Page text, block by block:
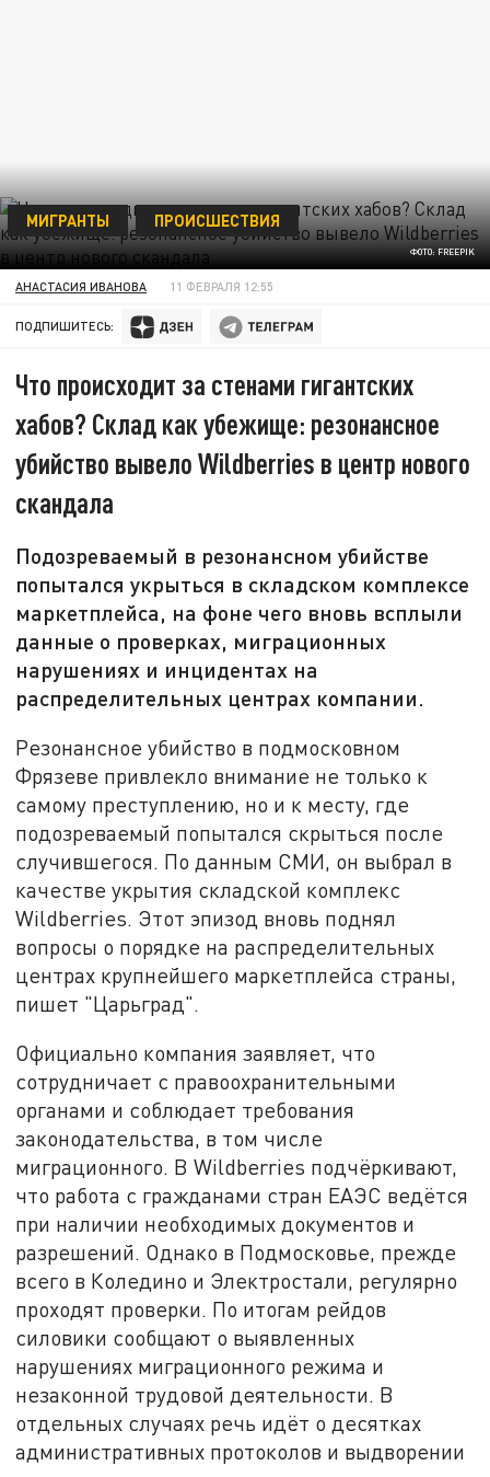
ФОТО: FREEPIK
МИГРАНТЫ ПРОИСШЕСТВИЯ
АНАСТАСИЯ ИВАНОВА 11 ФЕВРАЛЯ 12:55
ПОДПИШИТЕСЬ:
Что происходит за стенами гигантских
хабов? Склад как убежище: резонансное
убийство вывело Wildberries в центр нового
скандала
Подозреваемый в резонансном убийстве
попытался укрыться в складском комплексе
маркетплейса, на фоне чего вновь всплыли
данные о проверках, миграционных
нарушениях и инцидентах на
распределительных центрах компании.
Резонансное убийство в подмосковном
Фрязеве привлекло внимание не только к
самому преступлению, но и к месту, где
подозреваемый попытался скрыться после
случившегося. По данным СМИ, он выбрал в
качестве укрытия складской комплекс
Wildberries. Этот эпизод вновь поднял
вопросы о порядке на распределительных
центрах крупнейшего маркетплейса страны,
пишет "Царьград".
Официально компания заявляет, что
сотрудничает с правоохранительными
органами и соблюдает требования
законодательства, в том числе
миграционного. В Wildberries подчёркивают,
что работа с гражданами стран ЕАЭС ведётся
при наличии необходимых документов и
разрешений. Однако в Подмосковье, прежде
всего в Коледино и Электростали, регулярно
проходят проверки. По итогам рейдов
силовики сообщают о выявленных
нарушениях миграционного режима и
незаконной трудовой деятельности. В
отдельных случаях речь идёт о десятках
административных протоколов и выдворении